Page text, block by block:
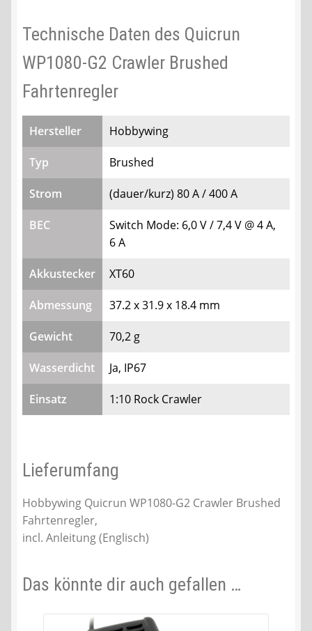
Technische Daten des Quicrun
WP1080-G2 Crawler Brushed
Fahrtenregler
Hersteller Hobbywing
Typ Brushed
Strom (dauer/kurz) 80 A / 400 A
BEC
Switch Mode: 6,0 V / 7,4 V @ 4 A,
6 A
Akkustecker XT60
Abmessung 37.2 x 31.9 x 18.4 mm
Gewicht 70,2 g
Wasserdicht Ja, IP67
Einsatz 1:10 Rock Crawler
Lieferumfang
Hobbywing Quicrun WP1080-G2 Crawler Brushed
Fahrtenregler,
incl. Anleitung (Englisch)
Das könnte dir auch gefallen …